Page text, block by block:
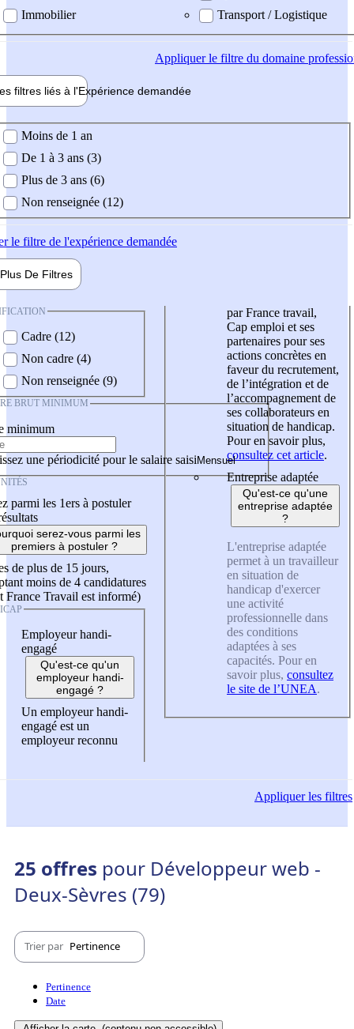
Immobilier
Transport / Logistique
Appliquerle filtre du domaine
filtres liés à l'Expérience demandée
demandée
Moins de 1 an
De 1 à 3 ans (3)
Plus de 3 ans (6)
Non renseignée (12)
le filtre de l'expérience demandée
Plus De Filtres
Cadre (12)
Non cadre (4)
Non renseignée (9)
BRUT MINIMUM
minimum
une périodicité pour le salaire saisi
parmi les 1ers à postuler
serez-vous parmi les
premiers à postuler ?
de plus de 15 jours,
moins de 4 candidatures
France Travail est informé)
Employeur handi-
engagé
Qu'est-ce qu'un
employeur handi-
engagé ?
Un employeur handi-
engagé est un
employeur reconnu
par France travail,
Cap emploi et ses
partenaires pour ses
actions concrètes en
faveur du recrutement,
de l’intégration et de
l’accompagnement de
ses collaborateurs en
situation de handicap.
Pour en savoir plus,
consultez cet article.
Entreprise adaptée
Qu'est-ce qu'une
entreprise adaptée
?
L'entreprise adaptée
permet à un travailleur
en situation de
handicap d'exercer
une activité
professionnelle dans
des conditions
adaptées à ses
capacités. Pour en
savoir plus, consultez
le site de l’UNEA.
Appliquerles filtres
25 offres pour Développeur web -
Deux-Sèvres (79)
Trier par Pertinence
Pertinence
Date